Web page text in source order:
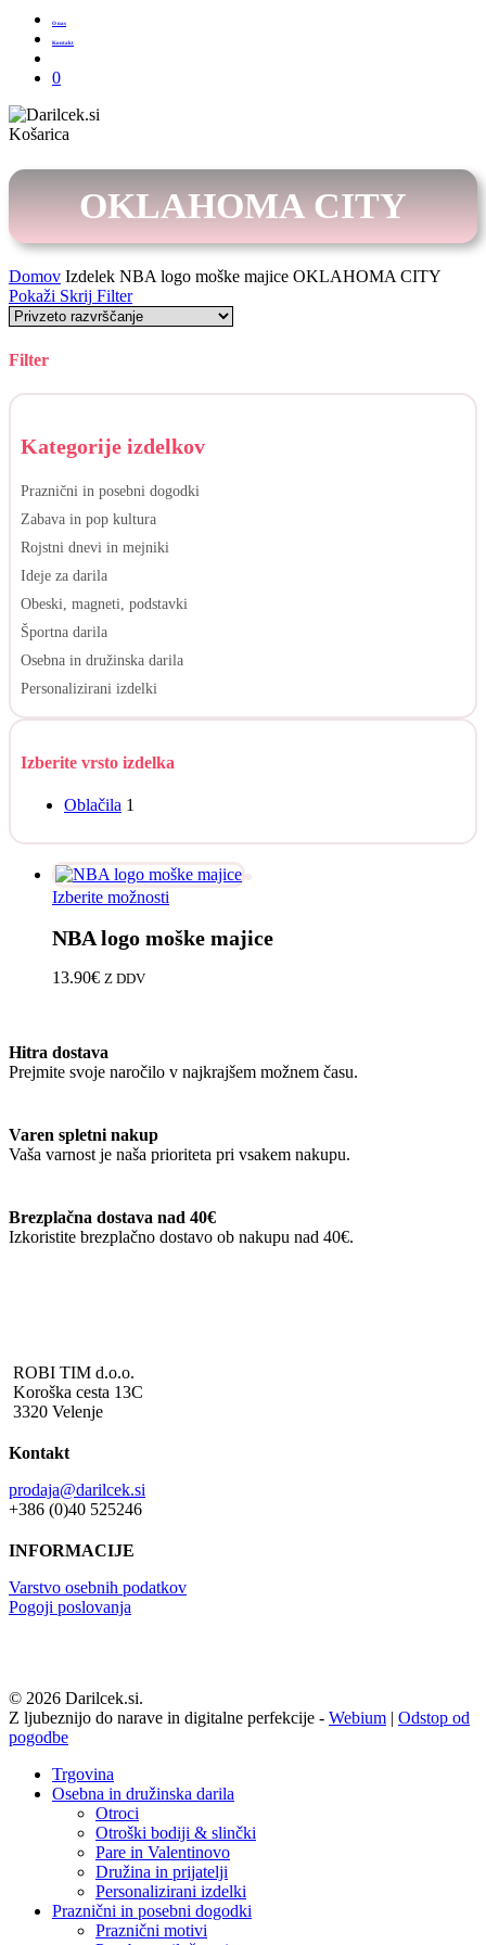
O nas
Kontakt
0
Košarica
OKLAHOMA CITY
Domov Izdelek NBA logo moške majice OKLAHOMA CITY
Pokaži Skrij Filter
Filter
Skrij
Kategorije izdelkov
Praznični in posebni dogodki
Zabava in pop kultura
Rojstni dnevi in mejniki
Ideje za darila
Obeski, magneti, podstavki
Športna darila
Osebna in družinska darila
Personalizirani izdelki
Izberite vrsto izdelka
Oblačila 1
Izberite možnosti
ima
strani
NBA logo moške majice
13.90€ Z DDV
Hitra dostava
Prejmite svoje naročilo v najkrajšem možnem času.
Varen spletni nakup
Vaša varnost je naša prioriteta pri vsakem nakupu.
Brezplačna dostava nad 40€
Izkoristite brezplačno dostavo ob nakupu nad 40€.
ROBI TIM d.o.o.
Koroška cesta 13C
3320 Velenje
Kontakt
prodaja@darilcek.si
+386 (0)40 525246
INFORMACIJE
Varstvo osebnih podatkov
Pogoji poslovanja
© 2026 Darilcek.si.
Z ljubeznijo do narave in digitalne perfekcije - Webium
Odstop od
pogodbe
Close
Menu
Trgovina
Osebna in družinska darila
Otroci
Otroški bodiji & slinčki
Pare in Valentinovo
Družina in prijatelji
Personalizirani izdelki
Praznični in posebni dogodki
Praznični motivi